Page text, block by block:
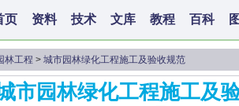
页 资料 技术 文库 教程 百科
林工程 > 城市园林绿化工程施工及验收规范
市园林绿化工程施工及